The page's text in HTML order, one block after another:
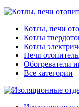
Котлы, печи
Котлы
Котлы
Печи
Обогреватели
Все категории